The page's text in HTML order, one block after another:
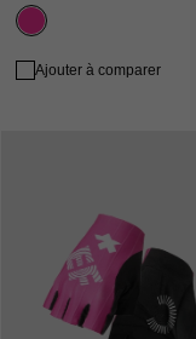
Ajouter à comparer